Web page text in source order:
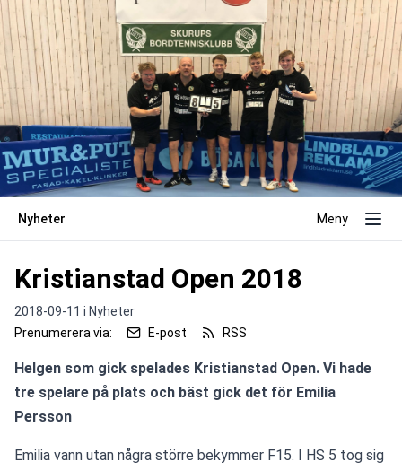
Nyheter Meny
Kristianstad Open 2018
2018-09-11 i Nyheter
Prenumerera via:
E-post RSS
Helgen som gick spelades Kristianstad Open. Vi hade
tre spelare på plats och bäst gick det för Emilia
Persson
Emilia vann utan några större bekymmer F15. I HS 5 tog sig